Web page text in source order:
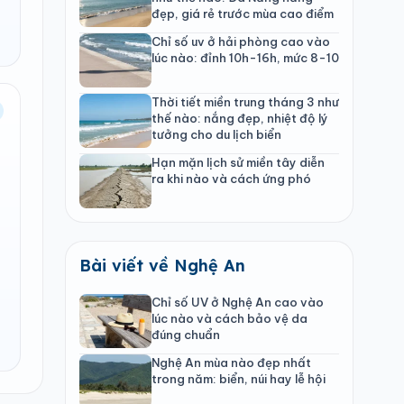
đẹp, giá rẻ trước mùa cao điểm
Chỉ số uv ở hải phòng cao vào
lúc nào: đỉnh 10h-16h, mức 8-10
Thời tiết miền trung tháng 3 như
thế nào: nắng đẹp, nhiệt độ lý
tưởng cho du lịch biển
Hạn mặn lịch sử miền tây diễn
ra khi nào và cách ứng phó
Bài viết về Nghệ An
Chỉ số UV ở Nghệ An cao vào
lúc nào và cách bảo vệ da
đúng chuẩn
Nghệ An mùa nào đẹp nhất
trong năm: biển, núi hay lễ hội